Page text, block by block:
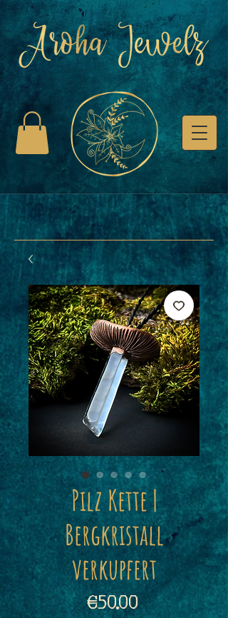
Pilz Kette |
Bergkristall
verkupfert
€50.00Price